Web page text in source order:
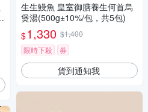
生生鰻魚 皇室御膳養生何首烏
煲湯(500g±10%/包，共5包)
$1,330 $1,400
限時下殺
券
貨到通知我